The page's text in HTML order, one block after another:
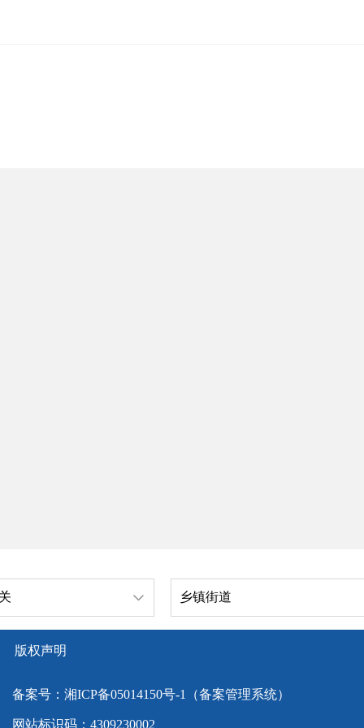
乡镇街道
版权声明
备案号： 湘ICP备05014150号-1（备案管理系统）
网站标识码：4309230002